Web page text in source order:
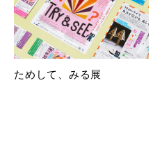
ためして、みる展